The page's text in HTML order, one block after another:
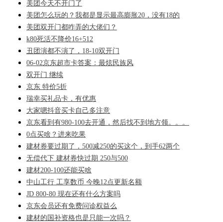
美团今天不开门了
美团怎么玩的？我都是显示最高膨胀20，没有18的
美团双开门都咋弄的大佬们？
k80死活不降价16+512
丑团演都不演了，18-10双开门
06-02京东超市卡答案：最炫民族风
双开门 继续
京东 特价5折
瑞幸买礼品卡，有优惠
大家嗯抖音买卡自己多注意
京东看到有980-100去开通，然后找不到地方领。。。
0点买啥？进来吃果
建材券要过期了，500减250的买这个，到手62两个
无偿代下 建材券快过期 250与500
建材200-100还能买啥
中山工行 工享数币 今晚12点更新名额
JD 800-80 现在还有什么方案吗
京东会员还有免费问诊权益么
建材的国补资格也是只能一次吗？